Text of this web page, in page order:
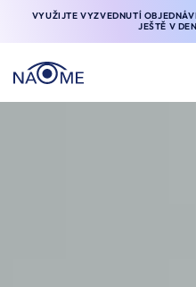
VYUŽIJTE VYZVEDNUTÍ
JEŠTĚ V